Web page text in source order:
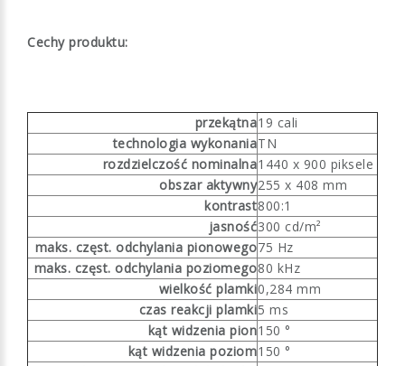
Cechy produktu:
przekątna19 cali
technologia wykonaniaTN
rozdzielczość nominalna1440 x 900 piksele
obszar aktywny255 x 408 mm
kontrast800:1
jasność300 cd/m²
maks. częst. odchylania pionowego75 Hz
maks. częst. odchylania poziomego80 kHz
wielkość plamki0,284 mm
czas reakcji plamki5 ms
kąt widzenia pion150 °
kąt widzenia poziom150 °